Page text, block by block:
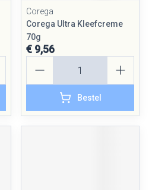
Corega
Corega Ultra Kleefcreme
70g
€ 9,56
Bestel